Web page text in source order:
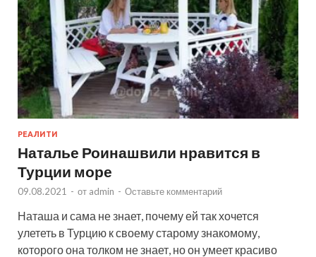
РЕАЛИТИ
Наталье Роинашвили нравится в
Турции море
09.08.2021 - от admin - Оставьте комментарий
Наташа и сама не знает, почему ей так хочется
улететь в Турцию к своему старому знакомому,
которого она толком не знает, но он умеет красиво